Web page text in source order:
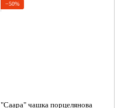
−50%
"Саара" чашка порцелянова